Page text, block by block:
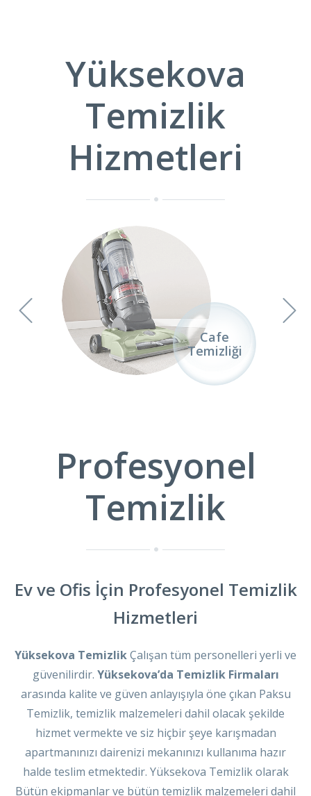
Yüksekova
Temizlik
Hizmetleri
Cafe
Temizliği
Profesyonel
Temizlik
Ev ve Ofis İçin Profesyonel Temizlik
Hizmetleri
Yüksekova TemizlikÇalışan tüm personelleri yerli ve
güvenilirdir. Yüksekova’da Temizlik Firmaları
arasında kalite ve güven anlayışıyla öne çıkan Paksu
Temizlik, temizlik malzemeleri dahil olacak şekilde
hizmet vermekte ve siz hiçbir şeye karışmadan
apartmanınızı dairenizi mekanınızı kullanıma hazır
halde teslim etmektedir. Yüksekova Temizlik olarak
Bütün ekipmanlar ve bütün temizlik malzemeleri dahil